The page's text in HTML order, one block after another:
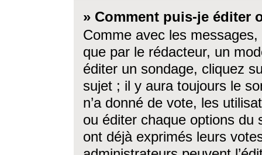
» Comment puis-je éditer
Comme avec les
que par le rédacteur, un
éditer un sondage, cliquez
sujet ; il y aura toujours le
n’a donné de vote, les
ou éditer chaque options du
ont déjà exprimés leurs